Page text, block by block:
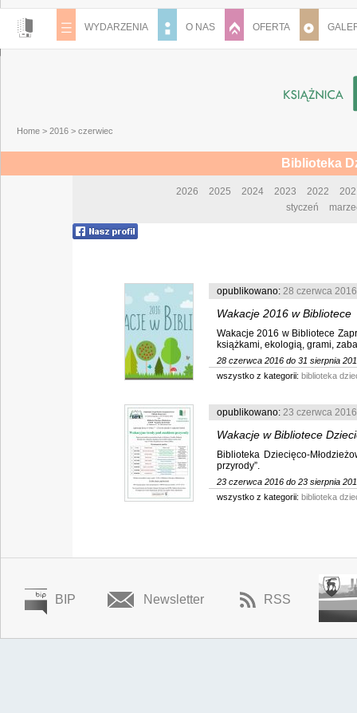
WYDARZENIA O NAS OFERTA
Home > 2016 > czerwiec
Biblioteka
2026 2025 2024 2023 2022
styczeń
opublikowano: 28 czerwca 2016
Wakacje 2016 w Bibliotece
Wakacje 2016 w Bibliotece
książkami, ekologią, grami,
28 czerwca 2016 do 31 sierpnia
wszystko z kategorii: biblioteka
opublikowano: 23 czerwca 2016
Wakacje w Bibliotece
Biblioteka Dziecięco-
przyrody”.
23 czerwca 2016 do 23 sierpnia
wszystko z kategorii: biblioteka
BIP Newsletter RSS